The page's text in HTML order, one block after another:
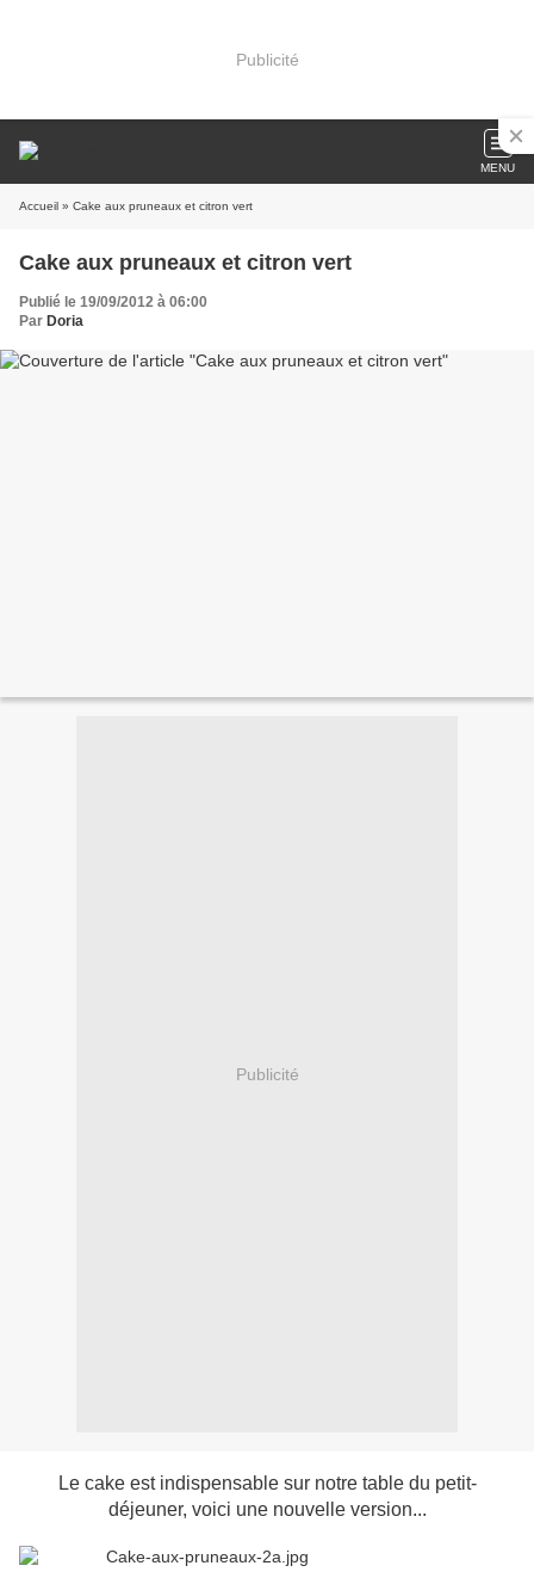
Publicité
MENU
Accueil » Cake aux pruneaux et citron vert
Cake aux pruneaux et citron vert
Publié le 19/09/2012 à 06:00
Par Doria
Publicité
Le cake est indispensable sur notre table du petit-
déjeuner, voici une nouvelle version...